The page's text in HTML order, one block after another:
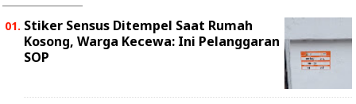
Stiker Sensus Ditempel Saat Rumah
Kosong, Warga Kecewa: Ini Pelanggaran
SOP